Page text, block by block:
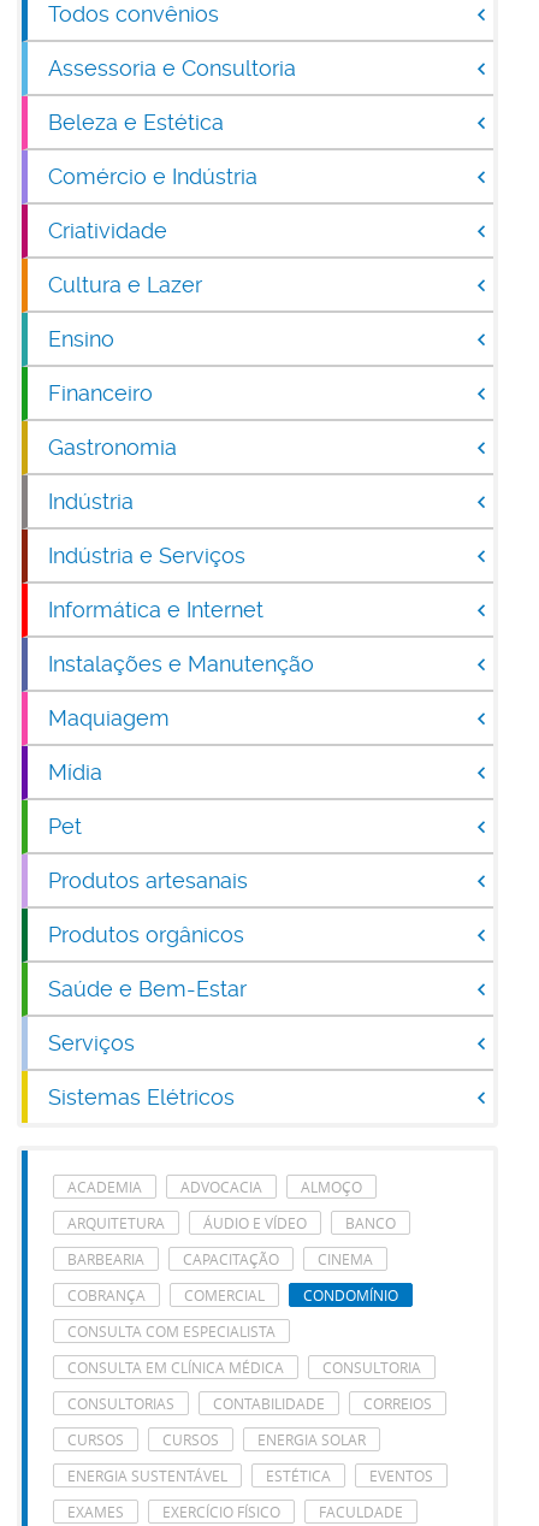
Todos convênios
Assessoria e Consultoria
Beleza e Estética
Comércio e Indústria
Criatividade
Cultura e Lazer
Ensino
Financeiro
Gastronomia
Indústria
Indústria e Serviços
Informática e Internet
Instalações e Manutenção
Maquiagem
Mídia
Pet
Produtos artesanais
Produtos orgânicos
Saúde e Bem-Estar
Serviços
Sistemas Elétricos
ACADEMIA ADVOCACIA
ALMOÇO
ARQUITETURA
ÁUDIO E VÍDEO
BANCO
BARBEARIA
CAPACITAÇÃO
CINEMA
COBRANÇA
COMERCIAL
CONDOMÍNIO
CONSULTA COM ESPECIALISTA
CONSULTA EM CLÍNICA MÉDICA
CONSULTORIA
CONSULTORIAS
CONTABILIDADE
CORREIOS
CURSOS
CURSOS
ENERGIA SOLAR
ENERGIA SUSTENTÁVEL
ESTÉTICA
EVENTOS
EXAMES
EXERCÍCIO FÍSICO
FACULDADE